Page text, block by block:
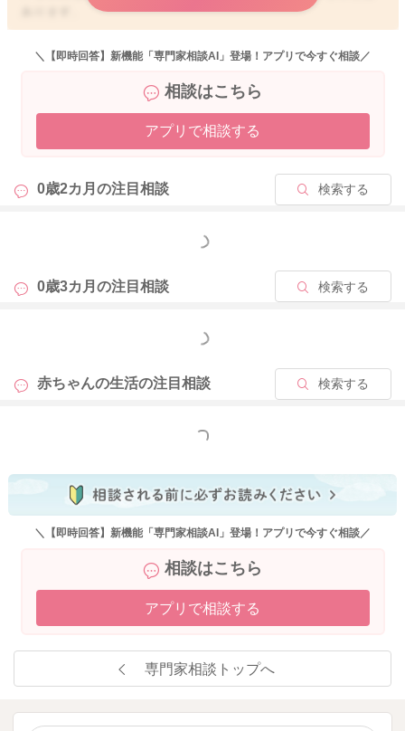
それで出てくれているので問題はないと思いますよ。
また母乳を飲んでいるということなので、めめさんのお食事に
よっても影響を受けることがありますよ。
めめさんのお腹の動きが良くなるようなものを召し上がるよう
ます。
秘気味になっていることもないかなと思いました。
を調整していただけたらと思います。
日増40g以上あるようでしたら、調整をされてみてください。
よかったら参考になさってみてください。
＼【即時回答】新機能「専門家相談AI」登場！アプリで今すぐ相談／
相談はこちら
アプリで相談する
0歳2カ月の注目相談 検索する
もっと見る
0歳3カ月の注目相談 検索する
もっと見る
赤ちゃんの生活の注目相談 検索する
もっと見る
＼【即時回答】新機能「専門家相談AI」登場！アプリで今すぐ相談／
相談はこちら
アプリで相談する
専門家相談トップへ